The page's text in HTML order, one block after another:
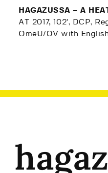
HAGAZUSSA – A
AT 2017, 102’, DCP,
OmeU/OV with